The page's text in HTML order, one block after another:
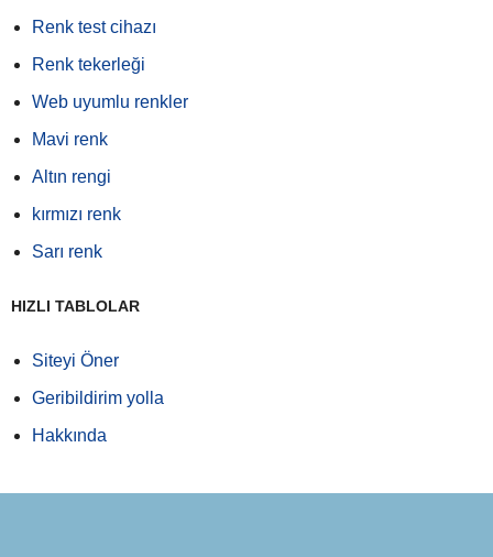
Renk test cihazı
Renk tekerleği
Web uyumlu renkler
Mavi renk
Altın rengi
kırmızı renk
Sarı renk
HIZLI TABLOLAR
Siteyi Öner
Geribildirim yolla
Hakkında